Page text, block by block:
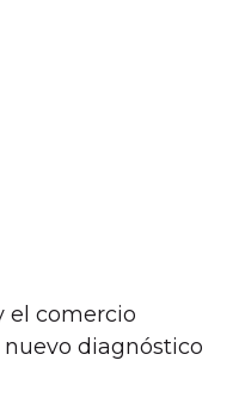
el comercio
diagnóstico